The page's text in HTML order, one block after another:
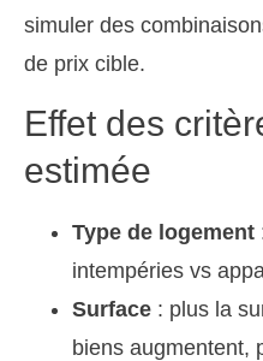
simuler des
de prix cible.
Effet des
estimée
Type de logement
intempéries vs
Surface : plus la
biens augmentent,